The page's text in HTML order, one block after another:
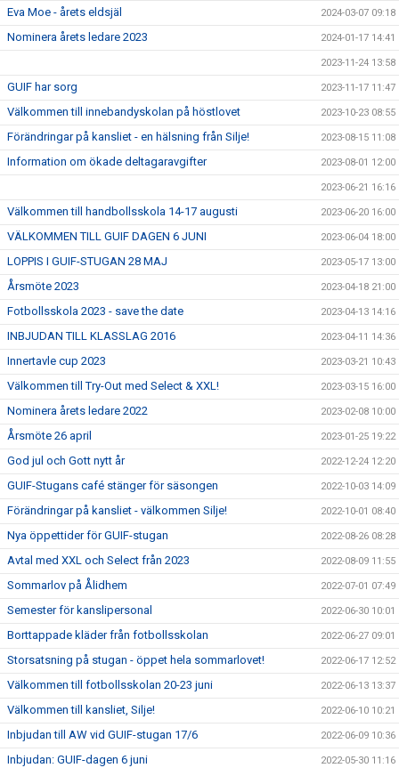
Eva Moe - årets eldsjäl 2024-03-07 09:18
Nominera årets ledare 2023 2024-01-17 14:41
2023-11-24 13:58
GUIF har sorg 2023-11-17 11:47
Välkommen till innebandyskolan på höstlovet 2023-10-23 08:55
Förändringar på kansliet - en hälsning från Silje! 2023-08-15 11:08
Information om ökade deltagaravgifter 2023-08-01 12:00
2023-06-21 16:16
Välkommen till handbollsskola 14-17 augusti 2023-06-20 16:00
VÄLKOMMEN TILL GUIF DAGEN 6 JUNI 2023-06-04 18:00
LOPPIS I GUIF-STUGAN 28 MAJ 2023-05-17 13:00
Årsmöte 2023 2023-04-18 21:00
Fotbollsskola 2023 - save the date 2023-04-13 14:16
INBJUDAN TILL KLASSLAG 2016 2023-04-11 14:36
Innertavle cup 2023 2023-03-21 10:43
Välkommen till Try-Out med Select & XXL! 2023-03-15 16:00
Nominera årets ledare 2022 2023-02-08 10:00
Årsmöte 26 april 2023-01-25 19:22
God jul och Gott nytt år 2022-12-24 12:20
GUIF-Stugans café stänger för säsongen 2022-10-03 14:09
Förändringar på kansliet - välkommen Silje! 2022-10-01 08:40
Nya öppettider för GUIF-stugan 2022-08-26 08:28
Avtal med XXL och Select från 2023 2022-08-09 11:55
Sommarlov på Ålidhem 2022-07-01 07:49
Semester för kanslipersonal 2022-06-30 10:01
Borttappade kläder från fotbollsskolan 2022-06-27 09:01
Storsatsning på stugan - öppet hela sommarlovet! 2022-06-17 12:52
Välkommen till fotbollsskolan 20-23 juni 2022-06-13 13:37
Välkommen till kansliet, Silje! 2022-06-10 10:21
Inbjudan till AW vid GUIF-stugan 17/6 2022-06-09 10:36
Inbjudan: GUIF-dagen 6 juni 2022-05-30 11:16